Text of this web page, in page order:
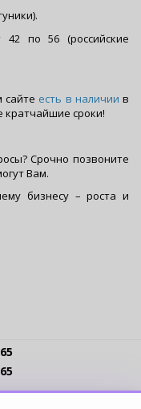
по 56 (российские
есть в наличиив
кратчайшие сроки!
Срочно позвоните
Вам.
бизнесу – роста и